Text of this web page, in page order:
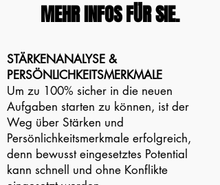
MEHR INFOS FÜR SIE.
STÄRKENANALYSE &
PERSÖNLICHKEITSMERKMALE
Um zu 100% sicher in die neuen
Aufgaben starten zu können, ist der
Weg über Stärken und
Persönlichkeitsmerkmale erfolgreich,
denn bewusst eingesetztes Potential
kann schnell und ohne Konflikte